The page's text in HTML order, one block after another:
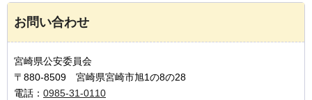
お問い合わせ
宮崎県公安委員会
〒880-8509 宮崎県宮崎市旭1の8の28
電話： 0985-31-0110